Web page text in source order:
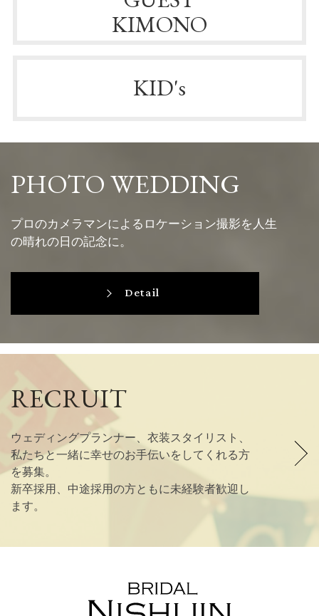
KIMONO
KID's
PHOTO WEDDING
プロのカメラマンによるロケーション撮影を人生
の晴れの日の記念に。
Detail
RECRUIT
ウェディングプランナー、衣装スタイリスト、
私たちと一緒に幸せのお手伝いをしてくれる方
を募集。
新卒採用、中途採用の方ともに未経験者歓迎し
ます。